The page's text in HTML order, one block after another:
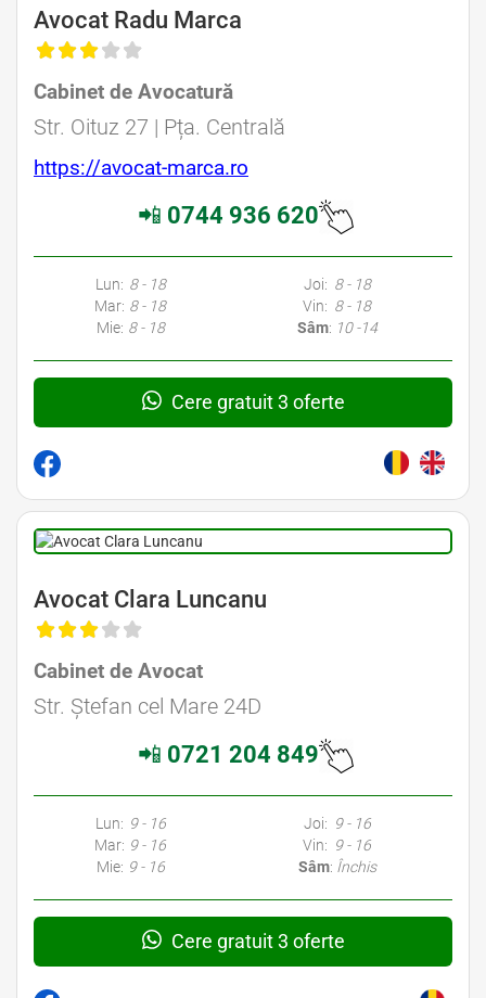
Avocat Radu Marca
Cabinet de Avocatură
Str. Oituz 27 | Pța. Centrală
https://avocat-marca.ro
📲 0744 936 620
Lun: 8 - 18
Mar: 8 - 18
Mie: 8 - 18
Joi: 8 - 18
Vin: 8 - 18
Sâm: 10 -14
Cere gratuit 3 oferte
Avocat Clara Luncanu
Cabinet de Avocat
Str. Ștefan cel Mare 24D
📲 0721 204 849
Lun: 9 - 16
Mar: 9 - 16
Mie: 9 - 16
Joi: 9 - 16
Vin: 9 - 16
Sâm: Închis
Cere gratuit 3 oferte